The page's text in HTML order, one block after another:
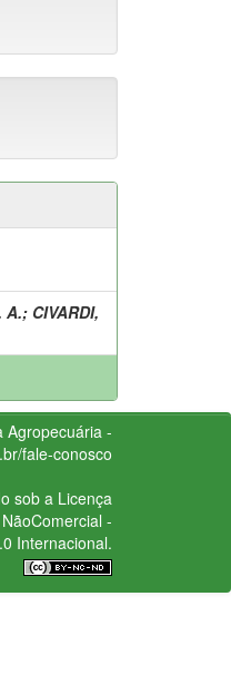
A.; CIVARDI,
Agropecuária -
fale-conosco
sob a Licença
-
Internacional.